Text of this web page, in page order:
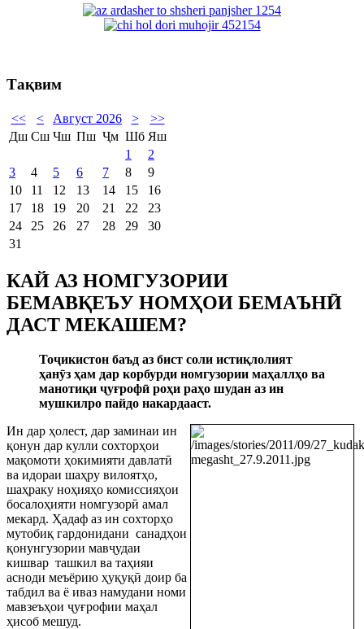
Тақвим
<< < Август 2026 >
>>
Дш Сш Чш Пш Ҷм Шб Яш
1
2
3
4 5 6 7 8
9
10
11 12 13 14 15
16
17
18 19 20 21 22
23
24
25 26 27 28 29
30
31
КАЙ АЗ НОМГУЗОРИИ
БЕМАВҚЕЪУ НОМҲОИ БЕМАЪНӢ
ДАСТ МЕКАШЕМ?
Тоҷикистон баъд аз бист соли истиқлолият
ҳанӯз ҳам дар корбурди номгузории маҳаллҳо ва
манотиқи ҷуғрофӣ роҳи раҳо шудан аз ин
мушкилро пайдо накардааст.
Ин дар ҳолест, дар заминаи ин
қонун дар кулли сохторҳои
мақомоти ҳокимияти давлатӣ
ва идораи шаҳру вилоятҳо,
шаҳраку ноҳияҳо комиссияҳои
босалоҳияти номгузорӣ амал
мекард. Ҳадаф аз ин сохторҳо
мутобиқ гардонидани санадҳои
қонунгузории мавҷудаи
кишвар ташкил ва таҳияи
асноди меъёрию ҳуқуқӣ доир ба
табдил ва ё иваз намудани номи
мавзеъҳои ҷуғрофии маҳал
ҳисоб мешуд.